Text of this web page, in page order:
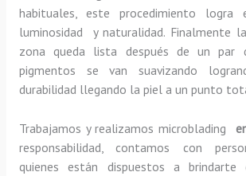
habituales, este procedimiento logra
luminosidad y naturalidad. Finalmente
zona queda lista después de un par
pigmentos se van suavizando
durabilidad llegando la piel a un punto
Trabajamos y realizamos microblading
responsabilidad, contamos con
quienes están dispuestos a brindarte